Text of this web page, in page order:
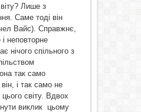
Лише з
Саме тоді він
Вайс). Справжнє,
і неповторне
нічого спільного з
так само
і так само не
світу. Вдвох
виклик цьому